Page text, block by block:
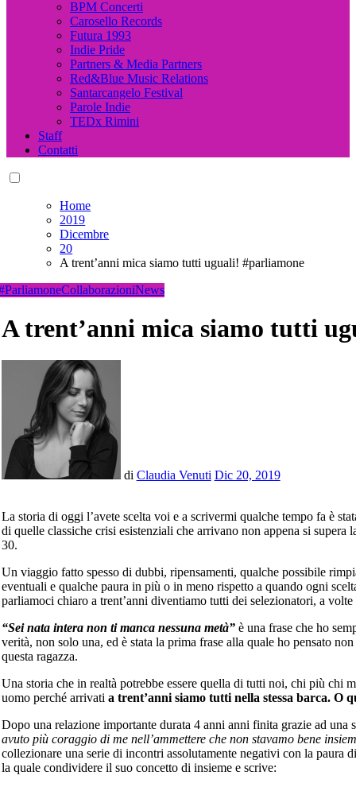
BPM Concerti
Carosello Records
Futura 1993
Indie Pride
Partners & Media Partners
Red&Blue Music Relations
Santarcangelo Festival
Parole Indie
TEDx Rimini
Staff
Contatti
Home
2019
Dicembre
20
A trent’anni mica siamo tutti uguali! #parliamone
CollaborazioniNews
A trent’anni mica siamo tutti
di Claudia Venuti Dic 20, 2019
La storia di oggi l’avete scelta voi e a scrivermi qualche tempo fa è stata una ragazza che si trova ad affrontare una
di quelle classiche crisi esistenziali che arrivano non appena si
30.
Un viaggio fatto spesso di dubbi, ripensamenti, qualche possibile
eventuali e qualche paura in più o in meno rispetto a quando ogni
parliamoci chiaro a trent’anni diventiamo tutti dei selezionatori, a
“Sei nata intera non ti manca nessuna metà” è una frase che ho
verità, non solo una, ed è stata la prima frase alla quale ho pensato
questa ragazza.
Una storia che in realtà potrebbe essere quella di tutti noi, chi più chi
uomo perché arrivati a trent’anni siamo tutti nella stessa barca. O
Dopo una relazione importante durata 4 anni anni finita grazie ad una
avuto più coraggio di me nell’ammettere che non stavamo bene
collezionare una serie di incontri assolutamente negativi con la paura
la quale condividere il suo concetto di insieme e scrive: